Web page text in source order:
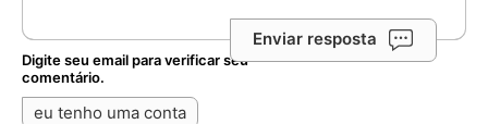
Enviar resposta
Digite seu email para verificar seu
comentário.
eu tenho uma conta